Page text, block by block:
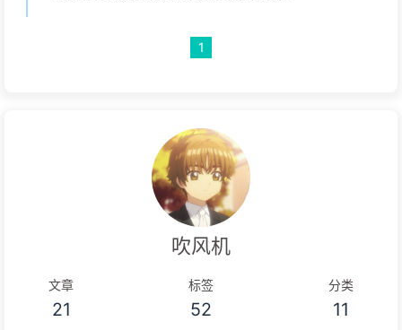
1
吹风机
文章
21
标签
52
分类
11